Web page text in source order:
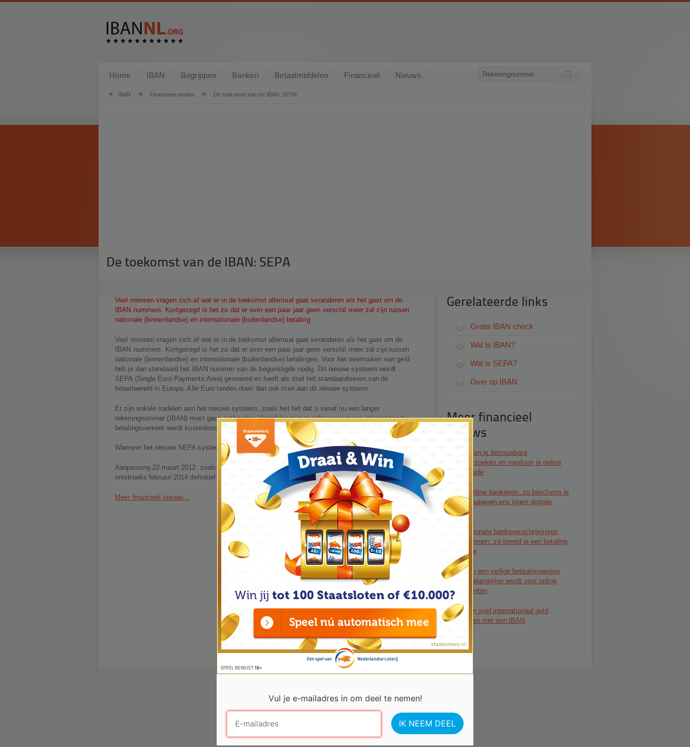
Home IBAN Begrippen Banken Betaalmiddelen Financieel Nieuws
» IBAN » Financieel nieuws » De toekomst van de IBAN: SEPA
De toekomst van de IBAN: SEPA
Veel mensen vragen zich af wat er in de toekomst allemaal gaat veranderen als het gaat om de
IBAN nummers. Kortgezegd is het zo dat er over een paar jaar geen verschil meer zal zijn tussen
nationale (binnenlandse) en internationale (buitenlandse) betaling
Veel mensen vragen zich af wat er in de toekomst allemaal gaat veranderen als het gaat om de
IBAN nummers. Kortgezegd is het zo dat er over een paar jaar geen verschil meer zal zijn tussen
nationale (binnenlandse) en internationale (buitenlandse) betalingen. Voor het overmaken van geld
heb je dan standaard het IBAN nummer van de begunstigde nodig. Dit nieuwe systeem wordt
SEPA (Single Euro Payments Area) genoemd en heeft als doel het standaardiseren van de
betaalwereld in Europa. Alle Euro landen doen dan ook mee aan dit nieuwe systeem.
Er zijn enkele nadelen aan het nieuwe systeem, zoals het feit dat u vanaf nu een langer
rekeningnummer (IBAN) moet gaan onthouden. Voordelen zijn er echter nog meer; internationaal
betalingsverkeer wordt kostenloos.
Wanneer het nieuwe SEPA systeem wordt ingevoerd is nog niet geheel duidelijk.
Aanpassing 22 maart 2012: zoals het er nu naar uitziet wordt het nieuwe SEPA systeem
omstreeks februari 2014 definitief ingevoerd.
Meer financieel nieuws...
Gerelateerde links
Gratis IBAN check
Wat is IBAN?
Wat is SEPA?
Over op IBAN
Meer financieel
nieuws
Zo herken je betrouwbare
betaalverzoeken en voorkom je online
betaalfraude
2026-08-03
Veilig online bankieren: zo bescherm je
jouw betaalgegevens tegen digitale
fraude
2026-07-28
Internationale bankoverschrijvingen
zonder zorgen: zo bereid je een betaling
goed voor
2026-07-20
-Waarom een veilige betaalomgeving
steeds belangrijker wordt voor online
consumenten
2026-07-20
-Veilig en snel internationaal geld
overmaken met een IBAN
2026-07-13
Vul je e-mailadres in om deel te nemen!
×